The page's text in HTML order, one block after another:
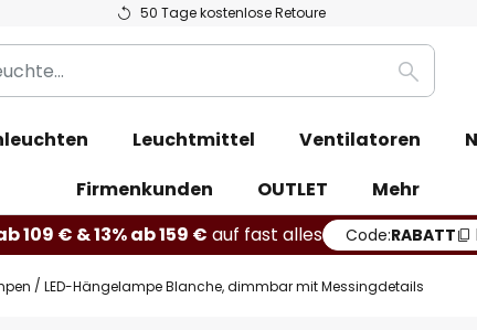
50 Tage kostenlose Retoure
Suche
Leuchtmittel Ventilatoren
Firmenkunden
OUTLET
Mehr
109 € & 13% ab 159 € auf fast alles Code:RABATT
LED-Hängelampe Blanche, dimmbar mit Messingdetails